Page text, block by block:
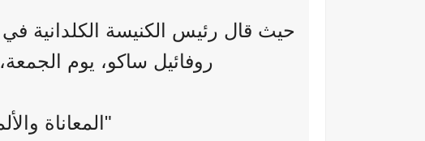
حيث قال رئيس الكنيسة الكلدانية
روفائيل ساكو، يوم الجمعة، إنه
"المعاناة